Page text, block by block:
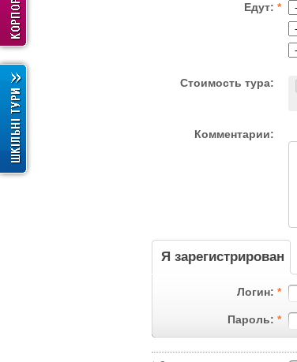
Едут: *
Стоимость тура:
Комментарии:
Я зарегистрирован
Логин: *
Пароль: *